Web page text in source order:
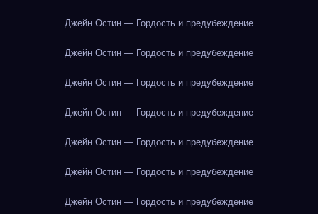
Джейн Остин — Гордость и предубеждение
Джейн Остин — Гордость и предубеждение
Джейн Остин — Гордость и предубеждение
Джейн Остин — Гордость и предубеждение
Джейн Остин — Гордость и предубеждение
Джейн Остин — Гордость и предубеждение
Джейн Остин — Гордость и предубеждение